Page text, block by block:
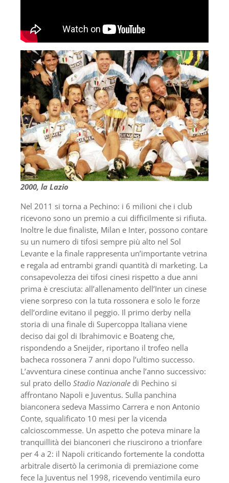
2000, la Lazio
Nel 2011 si torna a Pechino: i 6 milioni che i club
ricevono sono un premio a cui difficilmente si rifiuta.
Inoltre le due finaliste, Milan e Inter, possono contare
su un numero di tifosi sempre più alto nel Sol
Levante e la finale rappresenta un’importante vetrina
e regala ad entrambi grandi quantità di marketing. La
consapevolezza dei tifosi cinesi rispetto a due anni
prima è cresciuta: all’allenamento dell’Inter un cinese
viene sorpreso con la tuta rossonera e solo le forze
dell’ordine evitano il peggio. Il primo derby nella
storia di una finale di Supercoppa Italiana viene
deciso dai gol di Ibrahimovic e Boateng che,
rispondendo a Sneijder, riportano il trofeo nella
bacheca rossonera 7 anni dopo l’ultimo successo.
L’avventura cinese continua anche l’anno successivo:
sul prato dello Stadio Nazionale di Pechino si
affrontano Napoli e Juventus. Sulla panchina
bianconera sedeva Massimo Carrera e non Antonio
Conte, squalificato 10 mesi per la vicenda
calcioscommesse. Un aspetto che poteva minare la
tranquillità dei bianconeri che riuscirono a trionfare
per 4 a 2: il Napoli criticando fortemente la condotta
arbitrale disertò la cerimonia di premiazione come
fece la Juventus nel 1998, ricevendo ventimila euro